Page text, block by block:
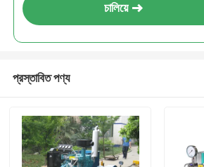
চালিয়ে
প্রস্তাবিত পণ্য